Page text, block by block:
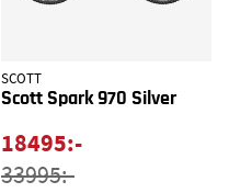
SCOTT
Scott Spark 970 Silver
18495:-
33995:-